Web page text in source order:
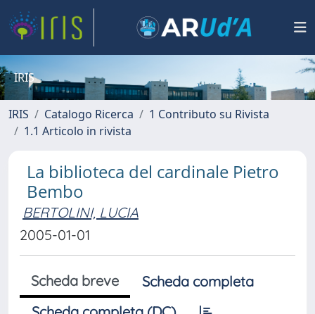
IRIS
IRIS Catalogo Ricerca
1 Contributo su Rivista
1.1 Articolo in rivista
La biblioteca del cardinale Pietro
Bembo
BERTOLINI, LUCIA
2005-01-01
Scheda breve
Scheda completa